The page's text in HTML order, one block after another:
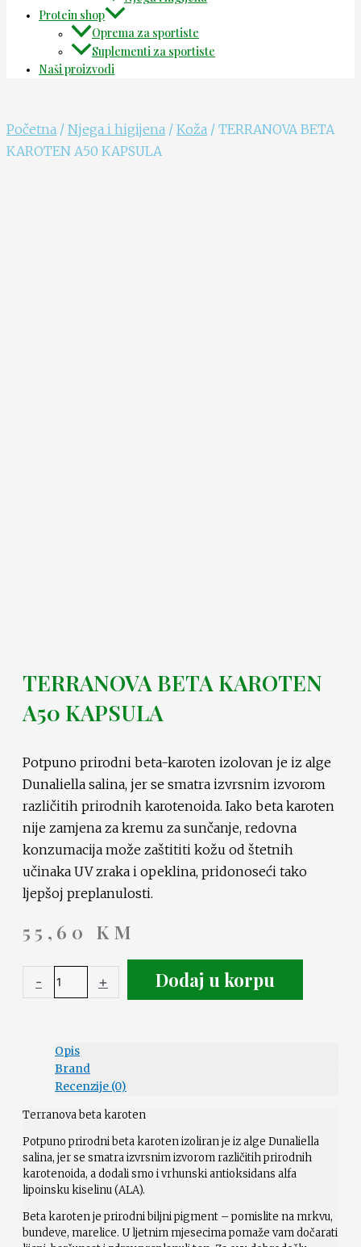
Protein shop
Oprema za sportiste
Suplementi za sportiste
Naši proizvodi
Početna / Njega i higijena / Koža / TERRANOVA BETA
KAROTEN A50 KAPSULA
TERRANOVA BETA KAROTEN
A50 KAPSULA
Potpuno prirodni beta-karoten izolovan je iz alge
Dunaliella salina, jer se smatra izvrsnim izvorom
različitih prirodnih karotenoida. Iako beta karoten
nije zamjena za kremu za sunčanje, redovna
konzumacija može zaštititi kožu od štetnih
učinaka UV zraka i opeklina, pridonoseći tako
ljepšoj preplanulosti.
55,60 KM
- + Dodaj u korpu
Opis
Brand
Recenzije (0)
Terranova beta karoten
Potpuno prirodni beta karoten izoliran je iz alge Dunaliella
salina, jer se smatra izvrsnim izvorom različitih prirodnih
karotenoida, a dodali smo i vrhunski antioksidans alfa
lipoinsku kiselinu (ALA).
Beta karoten je prirodni biljni pigment – pomislite na mrkvu,
bundeve, marelice. U ljetnim mjesecima pomaže vam dočarati